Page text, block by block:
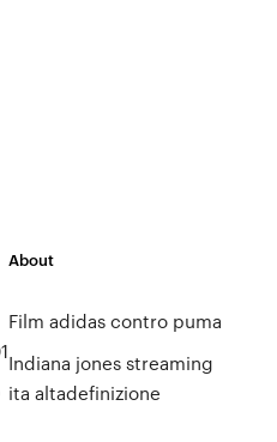
About
Film adidas contro puma
Indiana jones streaming
ita altadefinizione